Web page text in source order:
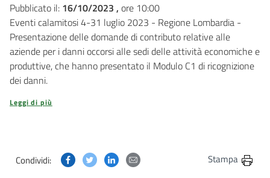
Pubblicato il: 16/10/2023 , ore 10:00
Eventi calamitosi 4-31 luglio 2023 - Regione Lombardia -
Presentazione delle domande di contributo relative alle
aziende per i danni occorsi alle sedi delle attività economiche e
produttive, che hanno presentato il Modulo C1 di ricognizione
dei danni.
Leggi di più
Condividi: Condividi questa pagina su Facebook
Condividi questa pagina su Twitter
Condividi questa pagina su Linkedin
Condividi questa pagina via
Stampa